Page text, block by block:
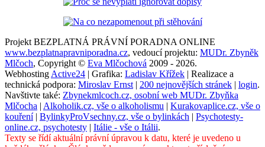
Projekt BEZPLATNÁ PRÁVNÍ PORADNA ONLINE
www.bezplatnapravniporadna.cz, vedoucí projektu: MUDr. Zbyněk
Mlčoch, Copyright © Eva Mlčochová 2009 - 2026.
Webhosting Active24 | Grafika: Ladislav Křížek | Realizace a
technická podpora: Miroslav Ernst | 200 nejnovějších stránek | login.
Navštivte také: Zbynekmlcoch.cz, osobní web MUDr. Zbyňka
Mlčocha | Alkoholik.cz, vše o alkoholismu | Kurakovaplice.cz, vše o
kouření| BylinkyProVsechny.cz, vše o bylinkách | Psychotesty-
online.cz, psychotesty | Itálie - vše o Itálii.
Texty se řídí aktuální právní úpravou k datu, které je uvedeno u